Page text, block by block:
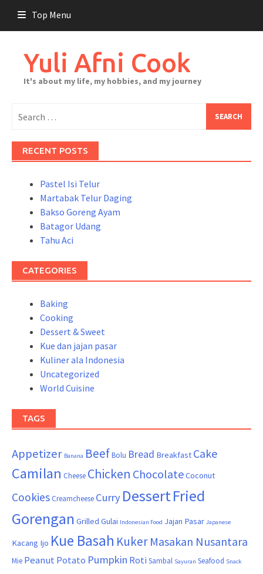
content
Top Menu
Yuli Afni Cook
It's about my life, my hobbies, and my journey
for:
RECENT POSTS
Pastel Isi Telur
Martabak Telur Daging
Bakso Goreng Ayam
Batagor Udang
Tahu Aci
CATEGORIES
Baking
Cooking
Dessert & Sweet
Kue dan jajan pasar
Kuliner ala Indonesia
Uncategorized
World Cuisine
TAGS
Appetizer Banana BeefBolu Bread Breakfast Cake
Camilan Cheese Chicken ChocolateCoconut
Cookies Creamcheese Curry DessertFried
Gorengan Grilled Gulai Indonesian Food Jajan Pasar Japanese
Kacang Ijo Kue Basah Kuker Masakan Nusantara
Mie Peanut Potato Pumpkin Roti Sambal Sayuran Seafood Snack